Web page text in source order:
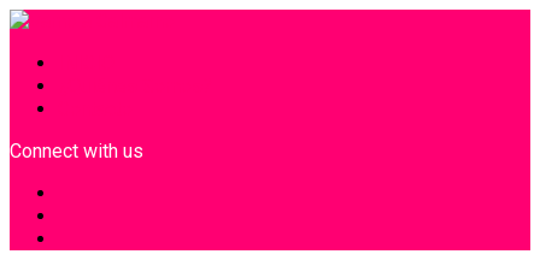
Connect with us